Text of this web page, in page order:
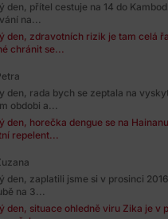
den, přítel cestuje na 14 do
na...
den, zdravotních rizik je tam celá
chránit se...
den, rada bych se zeptala na
obdobi a...
den, horečka dengue se na
repelent...
den, zaplatili jsme si v prosinci
na 3...
den, situace ohledně viru Zika je v